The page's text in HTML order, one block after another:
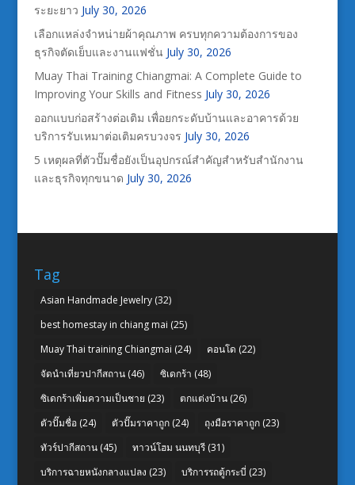
ระยะยาว July 30, 2026
เลือกแหล่งจำหน่ายผ้าคุณภาพ ครบทุกความต้องการของ
ธุรกิจตัดเย็บและงานแฟชั่น July 30, 2026
Muay Thai Training Chiangmai: A Complete Guide to
Improving Your Skills and Fitness July 30, 2026
ออกแบบก่อสร้างต่อเติม เพื่อยกระดับบ้านและอาคารด้วย
บริการรับเหมาต่อเติมครบวงจร July 30, 2026
5 เหตุผลที่ตัวปั๊มชื่อยังเป็นอุปกรณ์สำคัญสำหรับสำนักงาน
และธุรกิจทุกขนาด July 30, 2026
Tag
Asian Handmade Jewelry(32)
best homestay in chiang mai (25)
Muay Thai training Chiangmai (24) คอนโด (22)
จัดนำเที่ยวปากีสถาน(46) ซิเดกร้า (48)
ซิเดกร้าเพิ่มความเป็นชาย (23) ตกแต่งบ้าน(26)
ตัวปั๊มชื่อ(24) ตัวปั๊มราคาถูก(24) ถุงมือราคาถูก(23)
ทัวร์ปากีสถาน(45) ทาวน์โฮม นนทบุรี(31)
บริการฉายหนังกลางแปลง (23) บริการรถตู้กระบี่ (23)